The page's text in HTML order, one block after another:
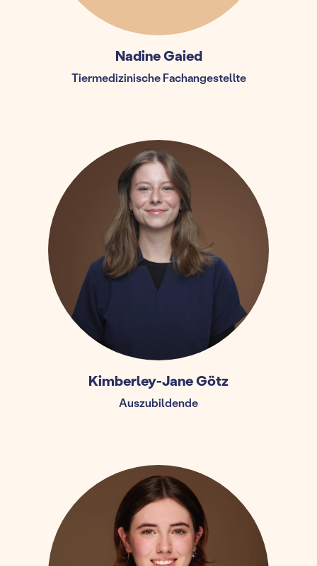
Nadine Gaied
Tiermedizinische Fachangestellte
Kimberley-Jane Götz
Auszubildende